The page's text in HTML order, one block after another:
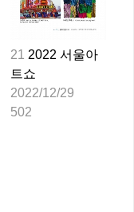
21 2022 서울아
트쇼
2022/12/29
502